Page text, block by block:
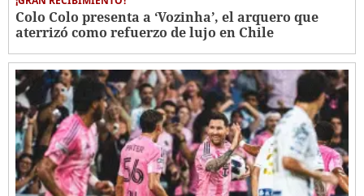
Colo Colo presenta a ‘Vozinha’, el arquero que
aterrizó como refuerzo de lujo en Chile